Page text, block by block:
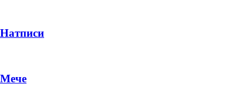
Натписи
Мече